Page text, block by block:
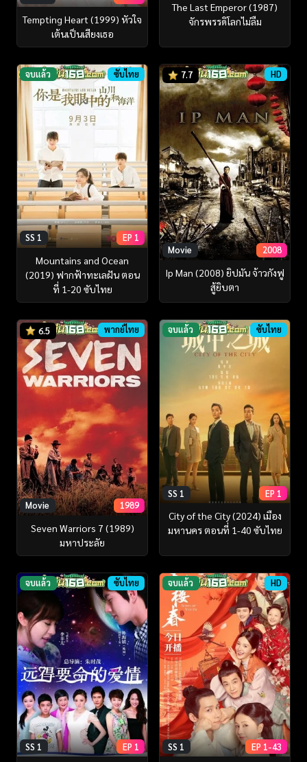
Tempting Heart (1999) หัวใจ
เต้นเป็นเสียงเธอ
The Last Emperor (1987)
จักรพรรดิโลกไม่ลืม
จบแล้ว ซับไทย
SS 1 EP 1
Mountains and Ocean
(2019) ฟากฟ้าทะเลฝัน ตอน
ที่ 1-20 ซับไทย
7.7 HD
Movie 2008
Ip Man (2008) ยิปมัน จ้าวกังฟู
สู้ยิบตา
6.5 พากย์ไทย
Movie 1989
Seven Warriors 7 (1989)
มหาประลัย
จบแล้ว ซับไทย
SS 1 EP 1
City of the City (2024) เมือง
มหานคร ตอนที่ 1-40 ซับไทย
จบแล้ว ซับไทย
SS 1 EP 1
จบแล้ว HD
SS 1 EP 1-43